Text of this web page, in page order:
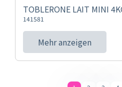
TOBLERONE LAIT MINI
141581
Mehr anzeigen